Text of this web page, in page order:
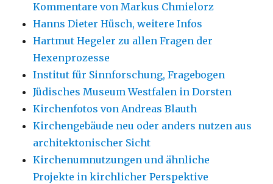
Kommentare von Markus Chmielorz
Hanns Dieter Hüsch, weitere Infos
Hartmut Hegeler zu allen Fragen der
Hexenprozesse
Institut für Sinnforschung, Fragebogen
Jüdisches Museum Westfalen in Dorsten
Kirchenfotos von Andreas Blauth
Kirchengebäude neu oder anders nutzen aus
architektonischer Sicht
Kirchenumnutzungen und ähnliche
Projekte in kirchlicher Perspektive